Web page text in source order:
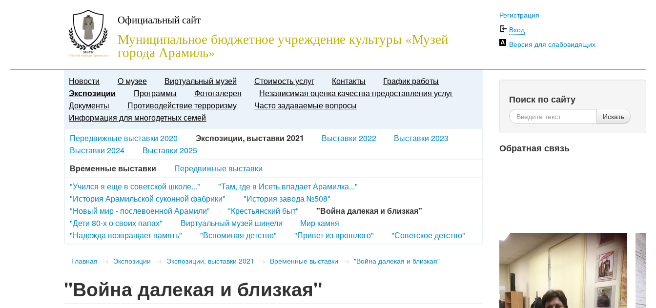
Официальный сайт
Муниципальное бюджетное учреждение культуры «Музей
города Арамиль»
Регистрация
Вход
Версия для слабовидящих
Новости О музее Виртуальный музей Стоимость услуг Контакты
График работы
Экспозиции
Программы Фотогалерея
Независимая оценка качества предоставления услуг
Документы
Противодействие терроризму
Часто задаваемые вопросы
Информация для многодетных семей
Передвижные выставки 2020
Экспозиции, выставки 2021 Выставки 2022
Выставки 2023
Выставки 2024
Выставки 2025
Временные выставки
Передвижные выставки
"Учился я еще в советской школе..."
"Там, где в Исеть впадает Арамилка..."
"История Арамильской суконной фабрики"
"История завода №508"
"Новый мир - послевоенной Арамили"
"Крестьянский быт"
"Война далекая и близкая"
"Дети 80-х о своих папах"
Виртуальный музей шинели
Мир камня
"Надежда возвращает память"
"Вспоминая детство" "Привет из прошлого" "Советское детство"
Главная → Экспозиции → Экспозиции, выставки 2021 → Временные выставки → "Война далекая и близкая"
"Война далекая и близкая"
Поиск по сайту
Искать
Обратная связь